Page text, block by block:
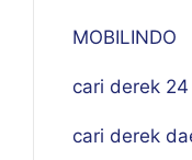
MOBILINDO
cari derek
cari derek